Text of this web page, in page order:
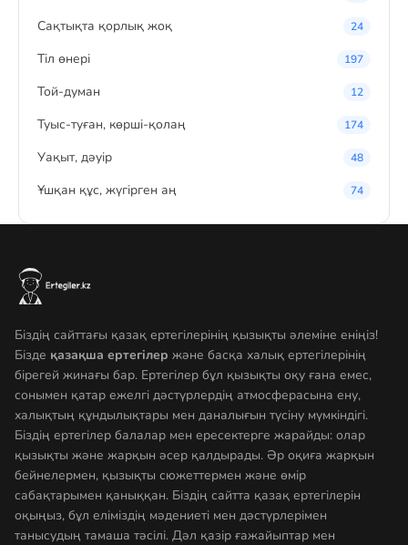
Сақтықта қорлық жоқ 24
Тіл өнері 197
Той-думан 12
Туыс-туған, көрші-қолаң 174
Уақыт, дәуір 48
Ұшқан құс, жүгірген аң 74
Біздің сайттағы қазақ ертегілерінің қызықты әлеміне еніңіз!
Бізде қазақша ертегілер және басқа халық ертегілерінің
бірегей жинағы бар. Ертегілер бұл қызықты оқу ғана емес,
сонымен қатар ежелгі дәстүрлердің атмосферасына ену,
халықтың құндылықтары мен даналығын түсіну мүмкіндігі.
Біздің ертегілер балалар мен ересектерге жарайды: олар
қызықты және жарқын әсер қалдырады. Әр оқиға жарқын
бейнелермен, қызықты сюжеттермен және өмір
сабақтарымен қаныққан. Біздің сайтта қазақ ертегілерін
оқыңыз, бұл еліміздің мәдениеті мен дәстүрлерімен
танысудың тамаша тәсілі. Дәл қазір ғажайыптар мен